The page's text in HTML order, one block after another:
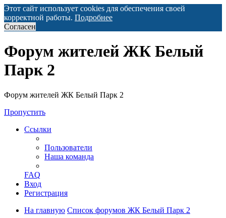
Этот сайт использует cookies для обеспечения своей
корректной работы. Подробнее
Согласен
Форум жителей ЖК Белый
Парк 2
Форум жителей ЖК Белый Парк 2
Пропустить
Ссылки
Пользователи
Наша команда
FAQ
Вход
Регистрация
На главную Список форумов ЖК Белый Парк 2